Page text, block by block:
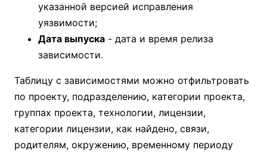
указанной версией исправления
уязвимости;
Дата выпуска - дата и время релиза
зависимости.
Таблицу с зависимостями можно отфильтровать
по проекту, подразделению, категории проекта,
группах проекта, технологии, лицензии,
категории лицензии, как найдено, связи,
родителям, окружению, временному периоду